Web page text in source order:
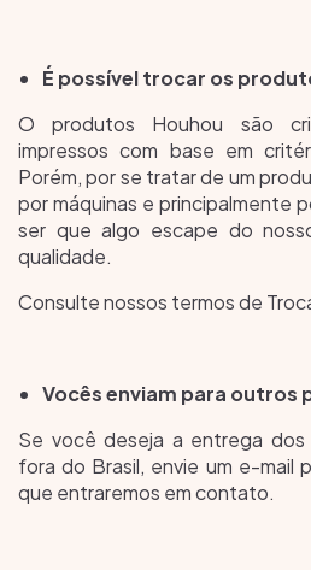
É possível trocar os
O produtos Houhou são
impressos com base em
Porém, por se tratar de um
por máquinas e principalmente
ser que algo escape do
qualidade.
Consulte nossos termos de
Vocês enviam para outros
Se você deseja a entrega
fora do Brasil, envie um e-mail
que entraremos em contato.